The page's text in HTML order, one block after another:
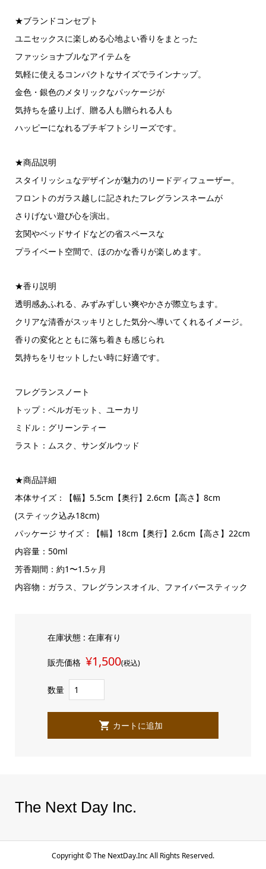
★ブランドコンセプト
ユニセックスに楽しめる心地よい香りをまとった
ファッショナブルなアイテムを
気軽に使えるコンパクトなサイズでラインナップ。
金色・銀色のメタリックなパッケージが
気持ちを盛り上げ、贈る人も贈られる人も
ハッピーになれるプチギフトシリーズです。
★商品説明
スタイリッシュなデザインが魅力のリードディフューザー。
フロントのガラス越しに記されたフレグランスネームが
さりげない遊び心を演出。
玄関やベッドサイドなどの省スペースな
プライベート空間で、ほのかな香りが楽しめます。
★香り説明
透明感あふれる、みずみずしい爽やかさが際立ちます。
クリアな清香がスッキリとした気分へ導いてくれるイメージ。
香りの変化とともに落ち着きも感じられ
気持ちをリセットしたい時に好適です。
フレグランスノート
トップ：ベルガモット、ユーカリ
ミドル：グリーンティー
ラスト：ムスク、サンダルウッド
★商品詳細
本体サイズ：【幅】5.5cm【奥行】2.6cm【高さ】8cm
(スティック込み18cm)
パッケージ サイズ：【幅】18cm【奥行】2.6cm【高さ】22cm
内容量：50ml
芳香期間：約1〜1.5ヶ月
内容物：ガラス、フレグランスオイル、ファイバースティック
在庫状態 : 在庫有り
販売価格 ¥1,500(税込)
数量
The Next Day Inc.
Copyright ©The NextDay.Inc All Rights Reserved.